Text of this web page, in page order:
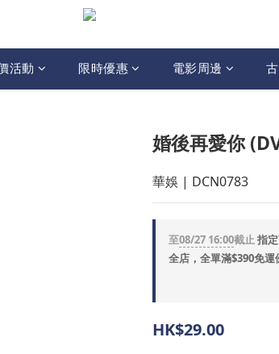
活動 限時優惠 電影周邊
婚後再愛你
華娛 | DCN0783
至08/27 16:00截止指定
全店，全單滿$390免
HK$29.00